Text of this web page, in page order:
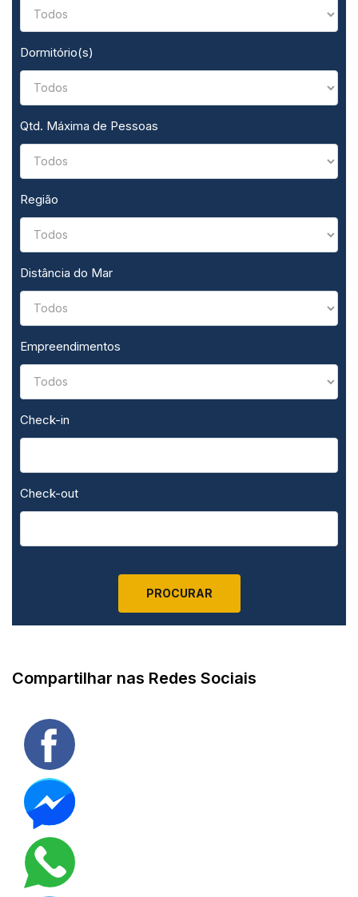
Dormitório(s)
Qtd. Máxima de Pessoas
Região
Distância do Mar
Empreendimentos
Check-in
Check-out
Compartilhar nas Redes Sociais